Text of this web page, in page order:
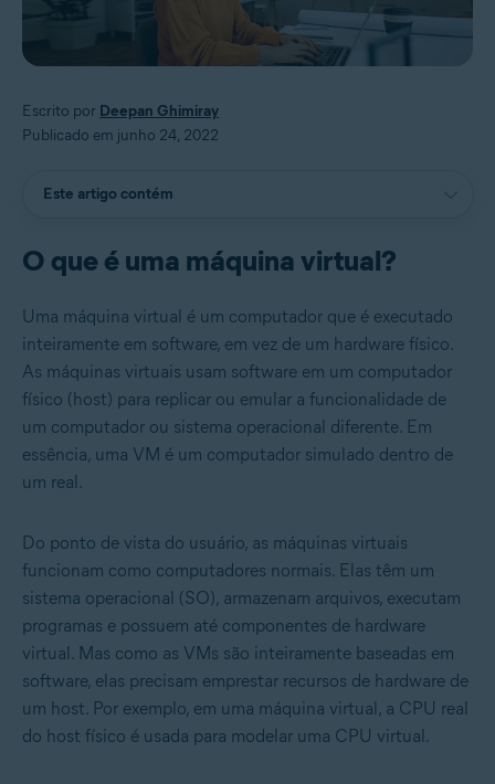
Escrito por Deepan Ghimiray
Publicado em junho 24, 2022
Este artigo contém
O que é uma máquina virtual?
Uma máquina virtual é um computador que é executado
inteiramente em software, em vez de um hardware físico.
As máquinas virtuais usam software em um computador
físico (host) para replicar ou emular a funcionalidade de
um computador ou sistema operacional diferente. Em
essência, uma VM é um computador simulado dentro de
um real.
Do ponto de vista do usuário, as máquinas virtuais
funcionam como computadores normais. Elas têm um
sistema operacional (SO), armazenam arquivos, executam
programas e possuem até componentes de hardware
virtual. Mas como as VMs são inteiramente baseadas em
software, elas precisam emprestar recursos de hardware de
um host. Por exemplo, em uma máquina virtual, a CPU real
do host físico é usada para modelar uma CPU virtual.